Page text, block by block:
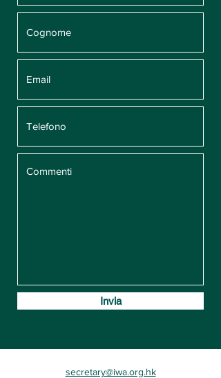
Invia
secretary@iwa.org.hk